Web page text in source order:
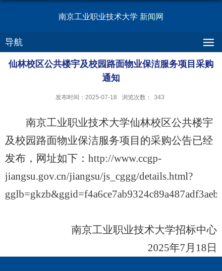
南京工业职业技术大学 新闻网
导航
仙林校区公共楼宇及校园路面物业保洁服务项目采购
通知
发布时间：2025-07-18 浏览次数： 343
南京工业职业技术大学仙林校区公共楼宇
及校园路面物业保洁服务项目的采购公告已经
发布，网址如下： http://www.ccgp-
jiangsu.gov.cn/jiangsu/js_cggg/details.html?
南京工业职业技术大学招标中心
2025年7月18日